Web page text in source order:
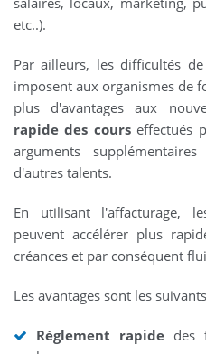
etc..).
Par ailleurs, les difficultés
imposent aux organismes de
plus d'avantages aux
rapide des courseffectués
arguments
d'autres talents.
En utilisant l'affacturage,
peuvent accélérer plus
créances et par conséquent
Les avantages sont les
Règlement rapide des